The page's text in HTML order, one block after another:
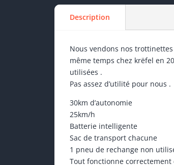
Description
Nous vendons nos
même temps chez krëfel en
utilisées .
Pas assez d’utilité pour nous .
30km d’autonomie
25km/h
Batterie intelligente
Sac de transport chacune
1 pneu de rechange non
Tout fonctionne